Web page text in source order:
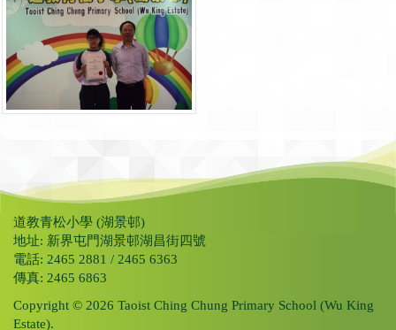
道教青松小學 (湖景邨)
地址: 新界屯門湖景邨湖昌街四號
電話: 2465 2881 / 2465 6363
傳真: 2465 6863
Copyright © 2026 Taoist Ching Chung Primary School (Wu King
Estate).